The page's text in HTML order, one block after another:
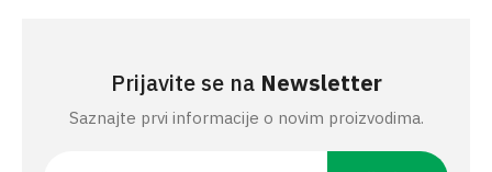
Prijavite se na Newsletter
Saznajte prvi informacije o novim proizvodima.